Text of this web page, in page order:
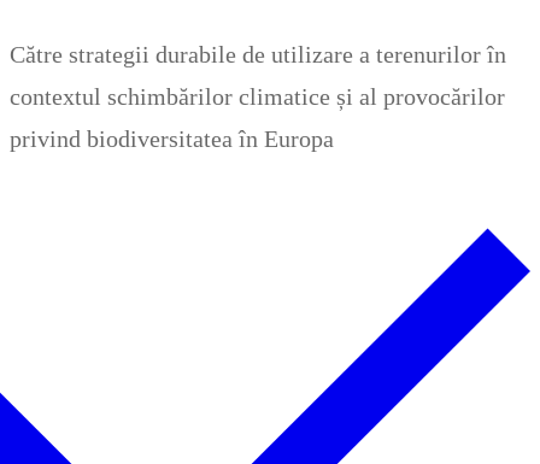
Inhalt
springen
Către strategii durabile de utilizare a terenurilor în
contextul schimbărilor climatice și al provocărilor
privind biodiversitatea în Europa